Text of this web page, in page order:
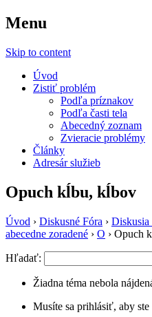
Menu
Skip to content
Úvod
Zistiť problém
Podľa príznakov
Podľa časti tela
Abecedný zoznam
Zvieracie problémy
Články
Adresár služieb
Opuch kĺbu, kĺbov
Úvod › Diskusné Fóra › Diskusia
abecedne zoradené › O › Opuch
Hľadať:
Žiadna téma nebola
Musíte sa prihlásiť, aby